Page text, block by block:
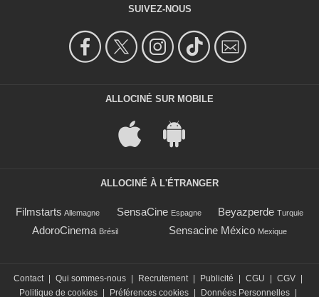
SUIVEZ-NOUS
ALLOCINÉ SUR MOBILE
ALLOCINÉ À L'ÉTRANGER
Filmstarts Allemagne SensaCine Espagne Beyazperde Turquie
AdoroCinema Brésil Sensacine México Mexique
Contact Qui sommes-nous Recrutement Publicité CGU CGV
Politique de cookies
Préférences cookies Données Personnelles